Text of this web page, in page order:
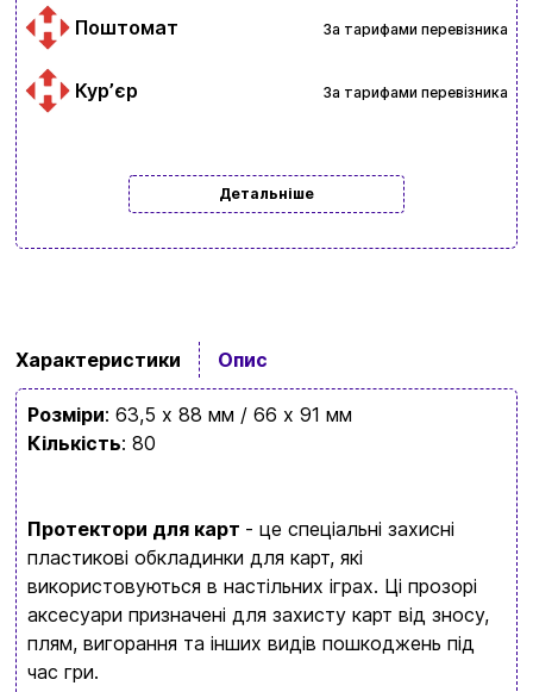
Поштомат За тарифами перевізника
Курʼєр За тарифами перевізника
Детальніше
Характеристики Опис
Розміри: 63,5 х 88 мм / 66 х 91 мм
Кількість: 80
Протектори для карт - це спеціальні захисні
пластикові обкладинки для карт, які
використовуються в настільних іграх. Ці прозорі
аксесуари призначені для захисту карт від зносу,
плям, вигорання та інших видів пошкоджень під
час гри.
Доставка та оплата
Повернення та обмін товарів
Політика конфіденційності
Контакти
Ваш кошик зараз порожній
Перегляньте асортимент нашого магазину і ви
обовʼязково знайдете щось цікавеньке